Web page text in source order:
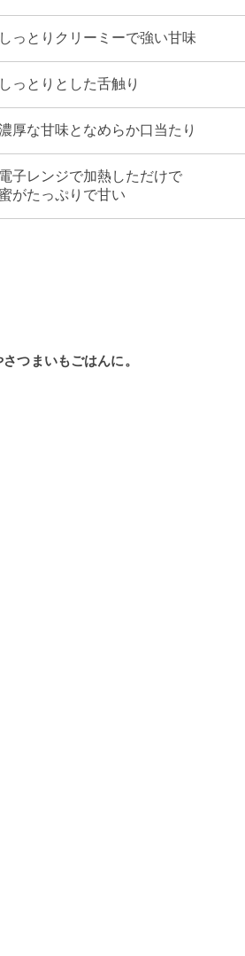
しっとりクリーミーで強い甘味
しっとりとした舌触り
厚な甘味となめらか口当たり
電子レンジで加熱しただけで
がたっぷりで甘い
つまいもごはんに。